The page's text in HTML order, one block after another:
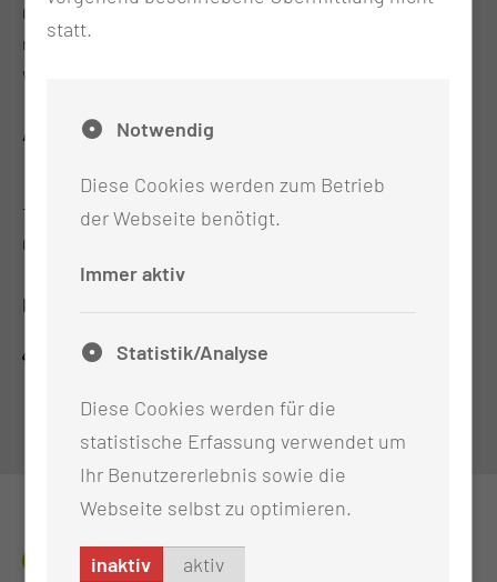
0355 46-3860
research@mul-ct.de
www.mul-trs.de
ADRESSE
Medizinischen Universität Lausitz - Carl Thiem
Thiemstr. 111
03048 Cottbus
RECHTLICHES
Impressum
Cookie-Einstellungen
statt.
Notwendig
Diese Cookies werden zum Betrieb
der Webseite benötigt.
Immer aktiv
Statistik/Analyse
Diese Cookies werden für die
statistische Erfassung verwendet um
Ihr Benutzererlebnis sowie die
Webseite selbst zu optimieren.
inaktiv aktiv